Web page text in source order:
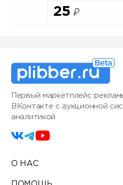
25 ₽
Первый маркетплейс
ВКонтакте с аукционной
аналитикой
О НАС